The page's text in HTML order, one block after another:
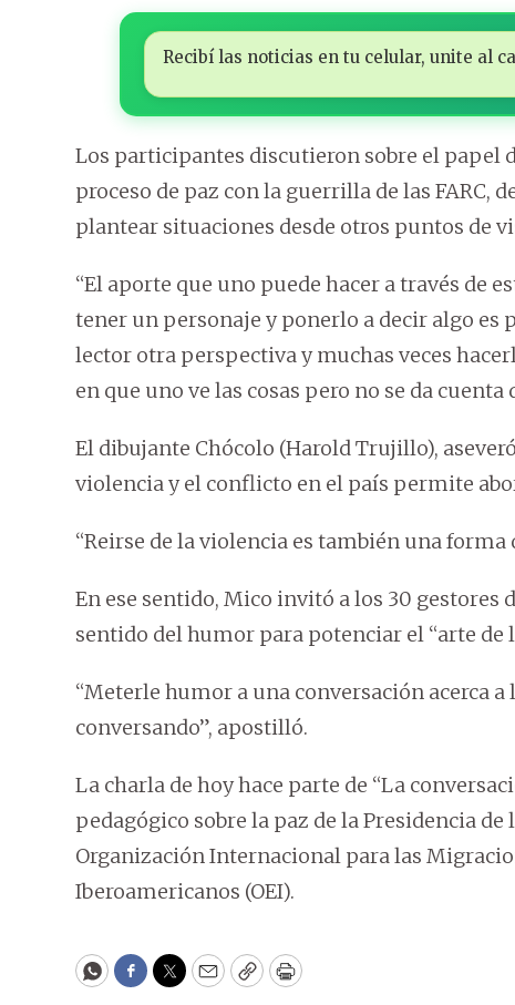
Recibí las noticias en tu celular, unite al
Los participantes discutieron sobre el papel
proceso de paz con la guerrilla de las FARC,
plantear situaciones desde otros puntos de
“El aporte que uno puede hacer a través de
tener un personaje y ponerlo a decir algo es
lector otra perspectiva y muchas veces
en que uno ve las cosas pero no se da cuenta
El dibujante Chócolo (Harold Trujillo),
violencia y el conflicto en el país permite
“Reirse de la violencia es también una
En ese sentido, Mico invitó a los 30 gestores
sentido del humor para potenciar el “arte de
“Meterle humor a una conversación acerca
conversando”, apostilló.
La charla de hoy hace parte de “La
pedagógico sobre la paz de la Presidencia de
Organización Internacional para las
Iberoamericanos (OEI).
WhatsApp
Facebook
Twitter
EmailCopyPrint